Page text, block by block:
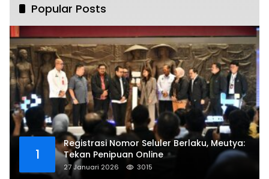
Popular Posts
1
Registrasi Nomor Seluler Berlaku, Meutya:
Tekan Penipuan Online
27 Januari 2026 3015